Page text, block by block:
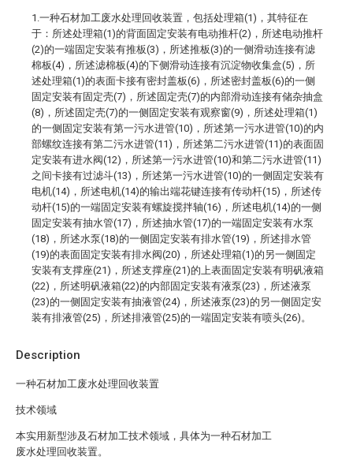
Description
一种石材加工废水处理回收装置
技术领域
本实用新型涉及石材加工技术领域，具体为一种石材加工
废水处理回收装置。
1.一种石材加工废水处理回收装置，包括处理箱(1)，其特征在
于：所述处理箱(1)的背面固定安装有电动推杆(2)，所述电动推杆
(2)的一端固定安装有推板(3)，所述推板(3)的一侧滑动连接有滤
棉板(4)，所述滤棉板(4)的下侧滑动连接有沉淀物收集盒(5)，所
述处理箱(1)的表面卡接有密封盖板(6)，所述密封盖板(6)的一侧
固定安装有固定壳(7)，所述固定壳(7)的内部滑动连接有储杂抽盒
(8)，所述固定壳(7)的一侧固定安装有观察窗(9)，所述处理箱(1)
的一侧固定安装有第一污水进管(10)，所述第一污水进管(10)的内
部螺纹连接有第二污水进管(11)，所述第二污水进管(11)的表面固
定安装有进水阀(12)，所述第一污水进管(10)和第二污水进管(11)
之间卡接有过滤斗(13)，所述第一污水进管(10)的一侧固定安装有
电机(14)，所述电机(14)的输出端花键连接有传动杆(15)，所述传
动杆(15)的一端固定安装有螺旋搅拌轴(16)，所述电机(14)的一侧
固定安装有抽水管(17)，所述抽水管(17)的一端固定安装有水泵
(18)，所述水泵(18)的一侧固定安装有排水管(19)，所述排水管
(19)的表面固定安装有排水阀(20)，所述处理箱(1)的另一侧固定
安装有支撑座(21)，所述支撑座(21)的上表面固定安装有明矾液箱
(22)，所述明矾液箱(22)的内部固定安装有液泵(23)，所述液泵
(23)的一侧固定安装有抽液管(24)，所述液泵(23)的另一侧固定安
装有排液管(25)，所述排液管(25)的一端固定安装有喷头(26)。